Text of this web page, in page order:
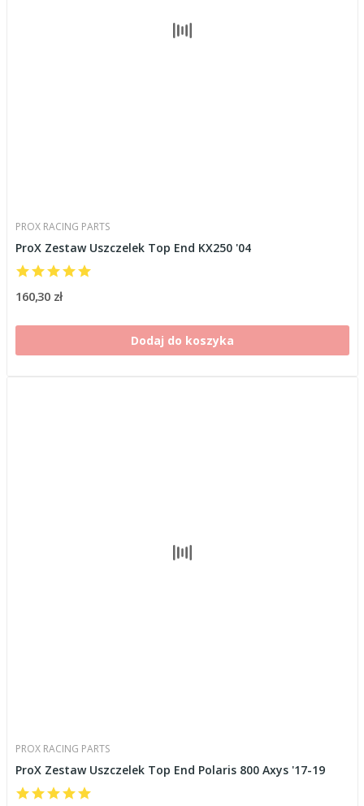
PROX RACING PARTS
ProX Zestaw Uszczelek Top End KX250 '04
160,30 zł
Dodaj do koszyka
PROX RACING PARTS
ProX Zestaw Uszczelek Top End Polaris 800 Axys '17-19